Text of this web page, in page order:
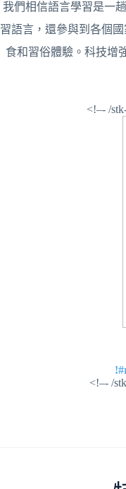
我們相信語言學習是一
習語言，還參與到各個
食和習俗體驗。科技增
<!–- /
<!–- /